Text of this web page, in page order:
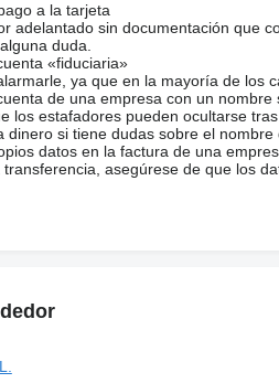
a la tarjeta
adelantado sin documentación que
duda.
«fiduciaria»
ya que en la mayoría de los
de una empresa con un nombre
los estafadores pueden ocultarse
dinero si tiene dudas sobre el nombre
datos en la factura de una
asegúrese de que los